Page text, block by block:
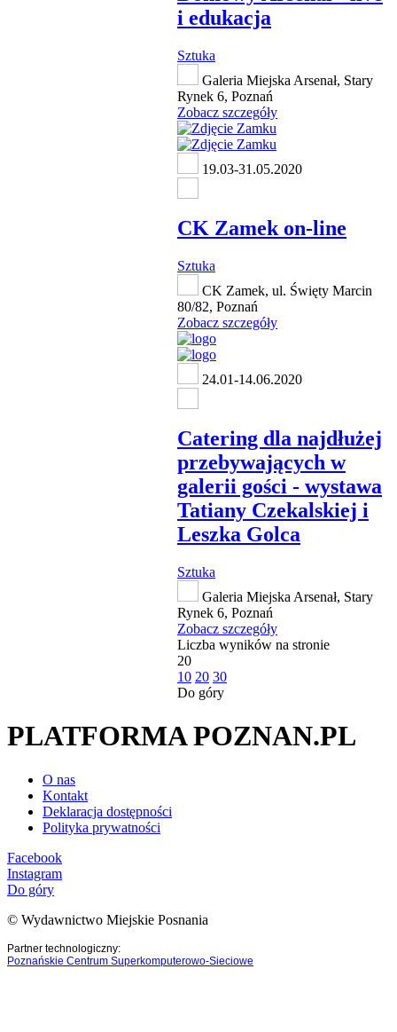
i edukacja
Sztuka
Galeria Miejska Arsenał, Stary
Rynek 6, Poznań
Zobacz szczegóły
19.03-31.05.2020
CK Zamek on-line
Sztuka
CK Zamek, ul. Święty Marcin
80/82, Poznań
Zobacz szczegóły
24.01-14.06.2020
Catering dla najdłużej
przebywających w
galerii gości - wystawa
Tatiany Czekalskiej i
Leszka Golca
Sztuka
Galeria Miejska Arsenał, Stary
Rynek 6, Poznań
Zobacz szczegóły
Liczba wyników na stronie
20
10 20 30
Do góry
PLATFORMA POZNAN.PL
O nas
Kontakt
Deklaracja dostępności
Polityka prywatności
Facebook
Instagram
Do góry
© Wydawnictwo Miejskie Posnania
Partner technologiczny:
Poznańskie Centrum Superkomputerowo-Sieciowe